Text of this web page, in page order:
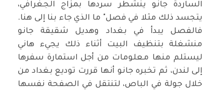
الساردة جانو ينشطر سردها بمزاج الجغرافي،
يتجسد ذلك مثلا في فصل" ما الذي جاء بنا إلى هنا.
فالفصل يبدأ في بغداد وهديل شقيقة جانو
منشغلة بتنظيف البيت أثناء ذلك يجيء هاني
ليستلم منها معلومات من أجل استمارة سفرها
إلى لندن، ثم تخبره جانو أنها قررت توديع بغداد من
خلال جولة في الباص، لتنتقل في الصفحة نفسها